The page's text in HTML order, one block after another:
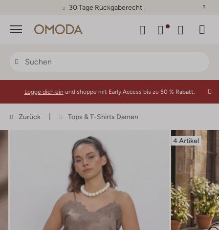
30 Tage Rückgaberecht
Menü
Logge dich ein und shoppe mit Early Access bis zu 50 % Rabatt.
Zurück Tops & T-Shirts Damen
4 Artikel